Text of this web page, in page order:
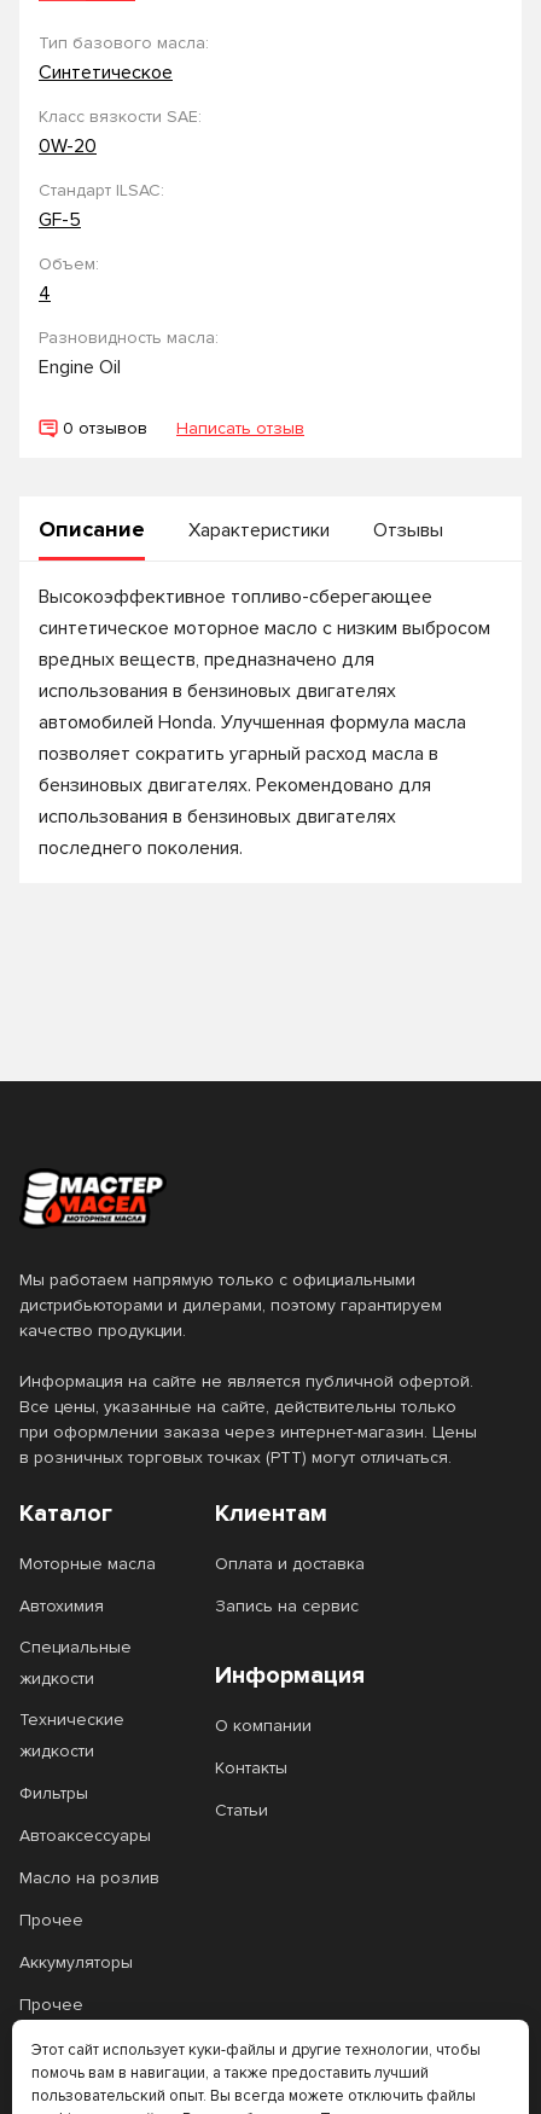
Тип базового масла:
Синтетическое
Класс вязкости SAE:
0W-20
Стандарт ILSAC:
GF-5
Объем:
4
Разновидность масла:
Engine Oil
0 отзывов Написать отзыв
Описание Характеристики Отзывы
Высокоэффективное топливо-сберегающее
синтетическое моторное масло с низким выбросом
вредных веществ, предназначено для
использования в бензиновых двигателях
автомобилей Honda. Улучшенная формула масла
позволяет сократить угарный расход масла в
бензиновых двигателях. Рекомендовано для
использования в бензиновых двигателях
последнего поколения.
Мы работаем напрямую только с официальными
дистрибьюторами и дилерами, поэтому гарантируем
качество продукции.
Информация на сайте не является публичной офертой.
Все цены, указанные на сайте, действительны только
при оформлении заказа через интернет-магазин. Цены
в розничных торговых точках (РТТ) могут отличаться.
Каталог
Моторные масла
Автохимия
Специальные
жидкости
Технические
жидкости
Фильтры
Автоаксессуары
Масло на розлив
Прочее
Аккумуляторы
Прочее
Трансмиссионные
масла
Клиентам
Оплата и доставка
Запись на сервис
Информация
О компании
Контакты
Статьи
Этот сайт использует куки-файлы и другие технологии, чтобы
помочь вам в навигации, а также предоставить лучший
пользовательский опыт. Вы всегда можете отключить файлы